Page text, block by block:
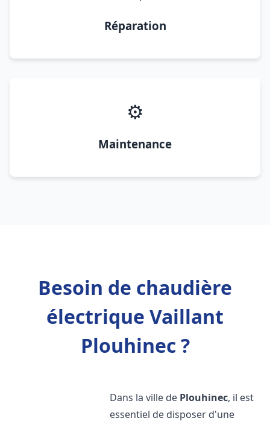
Réparation
⚙️
Maintenance
Besoin de chaudière
électrique Vaillant
Plouhinec ?
Dans la ville de Plouhinec, il est
essentiel de disposer d'une